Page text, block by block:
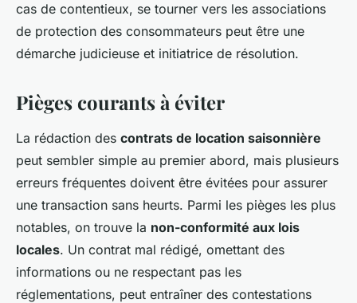
cas de contentieux, se tourner vers les associations
de protection des consommateurs peut être une
démarche judicieuse et initiatrice de résolution.
Pièges courants à éviter
La rédaction des contrats de location saisonnière
peut sembler simple au premier abord, mais plusieurs
erreurs fréquentes doivent être évitées pour assurer
une transaction sans heurts. Parmi les pièges les plus
notables, on trouve la non-conformité aux lois
locales. Un contrat mal rédigé, omettant des
informations ou ne respectant pas les
réglementations, peut entraîner des contestations